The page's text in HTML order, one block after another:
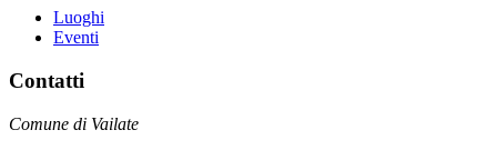
Luoghi
Eventi
Contatti
Comune di Vailate